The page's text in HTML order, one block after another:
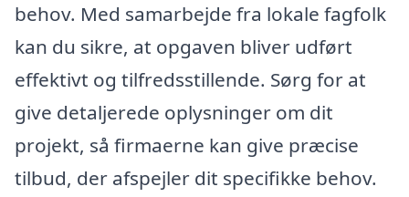
behov. Med samarbejde fra lokale fagfolk
kan du sikre, at opgaven bliver udført
effektivt og tilfredsstillende. Sørg for at
give detaljerede oplysninger om dit
projekt, så firmaerne kan give præcise
tilbud, der afspejler dit specifikke behov.